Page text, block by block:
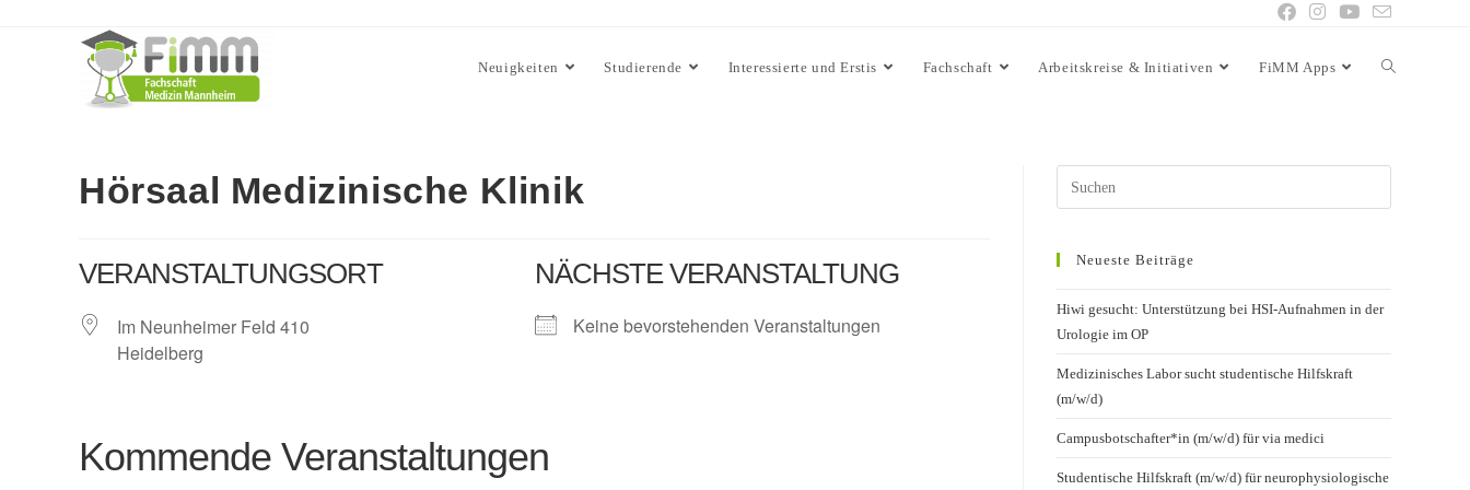
Neuigkeiten Studierende Interessierte und Erstis Fachschaft Arbeitskreise & Initiativen FiMM Apps
Hörsaal Medizinische Klinik
VERANSTALTUNGSORT
Im Neunheimer Feld 410
Heidelberg
NÄCHSTE VERANSTALTUNG
Keine bevorstehenden Veranstaltungen
Kommende Veranstaltungen
Neueste Beiträge
Hiwi gesucht: Unterstützung bei HSI-Aufnahmen in der
Urologie im OP
Medizinisches Labor sucht studentische Hilfskraft
(m/w/d)
Campusbotschafter*in (m/w/d) für via medici
Studentische Hilfskraft (m/w/d) für neurophysiologische